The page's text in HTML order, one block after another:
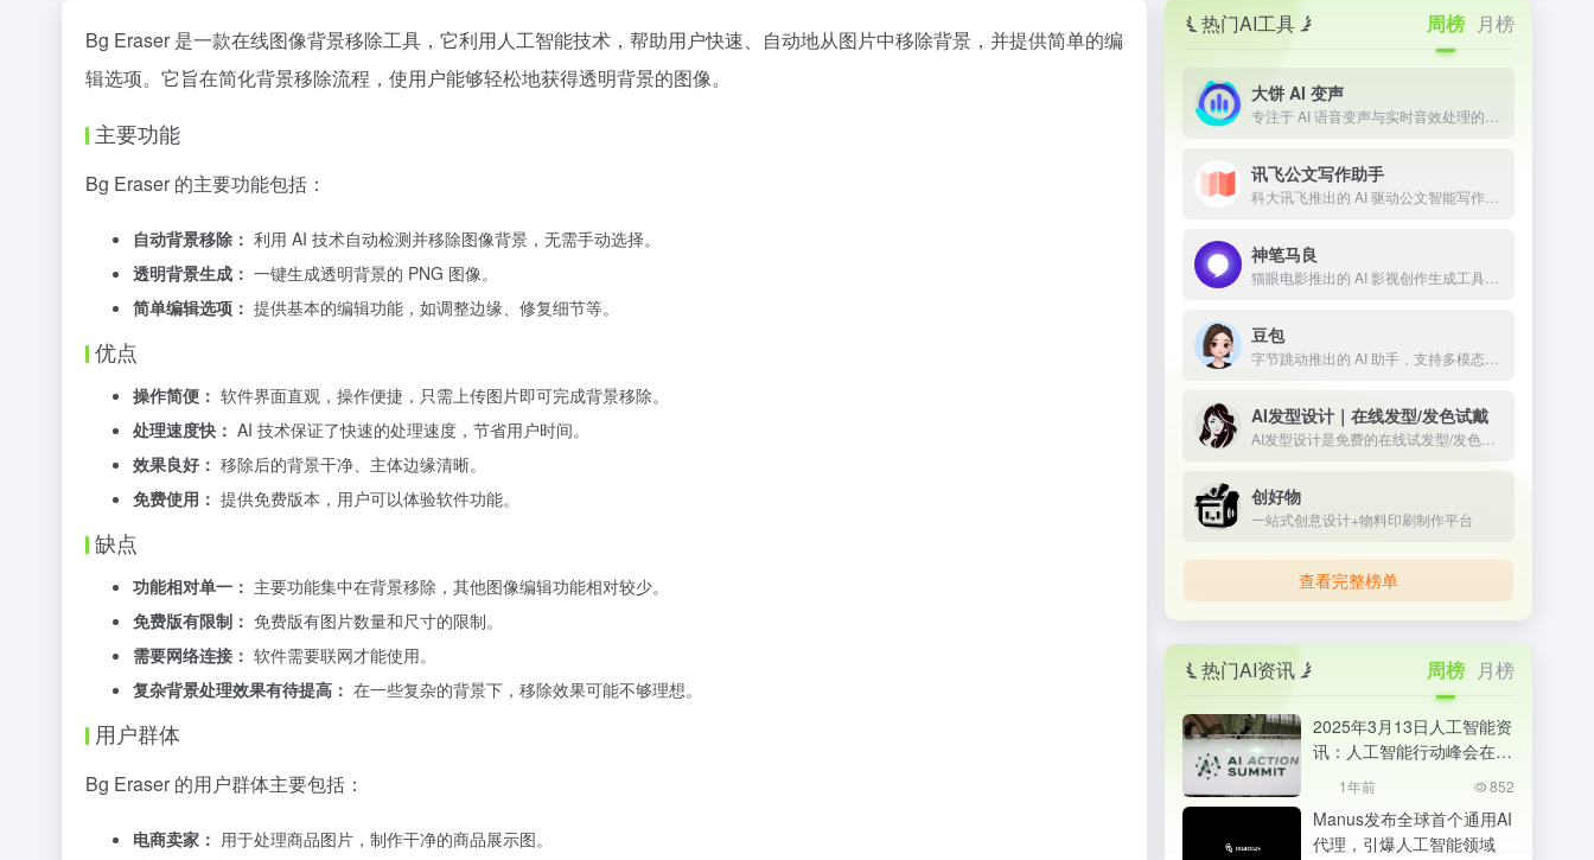
Bg Eraser 是一款在线图像背景移除工具，它利用人工智能技术，帮助用户快速、自动地从图片中移除背景，并提供简单的编
辑选项。它旨在简化背景移除流程，使用户能够轻松地获得透明背景的图像。
主要功能
Bg Eraser 的主要功能包括：
自动背景移除： 利用 AI 技术自动检测并移除图像背景，无需手动选择。
透明背景生成： 一键生成透明背景的 PNG 图像。
简单编辑选项： 提供基本的编辑功能，如调整边缘、修复细节等。
优点
操作简便： 软件界面直观，操作便捷，只需上传图片即可完成背景移除。
处理速度快： AI 技术保证了快速的处理速度，节省用户时间。
效果良好： 移除后的背景干净、主体边缘清晰。
免费使用： 提供免费版本，用户可以体验软件功能。
缺点
功能相对单一： 主要功能集中在背景移除，其他图像编辑功能相对较少。
免费版有限制： 免费版有图片数量和尺寸的限制。
需要网络连接： 软件需要联网才能使用。
复杂背景处理效果有待提高： 在一些复杂的背景下，移除效果可能不够理想。
用户群体
Bg Eraser 的用户群体主要包括：
电商卖家： 用于处理商品图片，制作干净的商品展示图。
热门AI工具 周榜 月榜
大饼 AI 变声
讯飞公文写作助手
神笔马良
豆包
AI发型设计｜在线发型/发色试戴
创好物
一站式创意设计+物料印刷制作平台
查看完整榜单
热门AI资讯 周榜 月榜
2025年3月13日人工智能资
讯：人工智能行动峰会在巴
黎成功举办
1年前 852
Manus发布全球首个通用AI
代理，引爆人工智能领域